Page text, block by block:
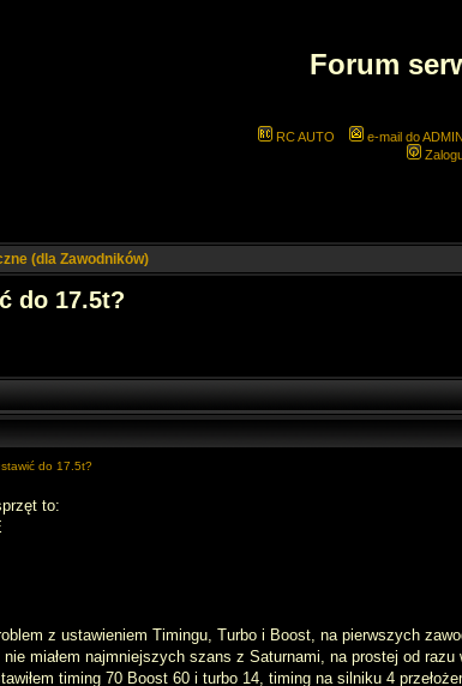
Forum
RC AUTO e-mail do
(dla Zawodników)
do 17.5t?
do 17.5t?
to:
z ustawieniem Timingu, Turbo i Boost, na pierwszych
nie miałem najmniejszych szans z Saturnami, na prostej od
timing 70 Boost 60 i turbo 14, timing na silniku 4